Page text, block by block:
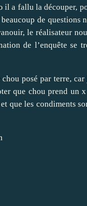
il a fallu la découper,
de
le réalisateur
de l’enquête se
posé par terre,
que chou prend un
que les condiments